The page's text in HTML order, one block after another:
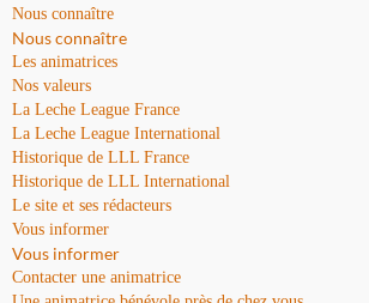
Nous connaître
Nous connaître
Les animatrices
Nos valeurs
La Leche League France
La Leche League International
Historique de LLL France
Historique de LLL International
Le site et ses rédacteurs
Vous informer
Vous informer
Contacter une animatrice